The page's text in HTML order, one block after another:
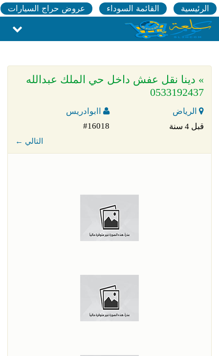
الرئيسية القائمة السوداء عروض حراج السيارات
» دينا نقل عفش داخل حي الملك عبدالله
0533192437
الرياض
اابوادريس
قبل 4 سنة
#16018
← التالي